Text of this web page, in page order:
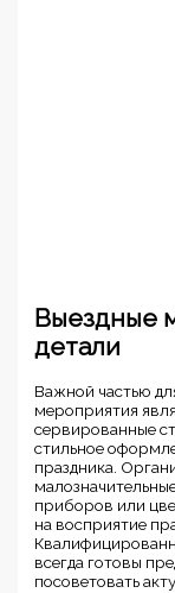
Выездные
детали
Важной частью
мероприятия
сервированные
стильное
праздника.
приборов или
на восприятие
всегда готовы
посоветовать